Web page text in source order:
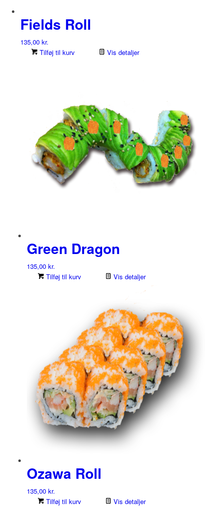
Fields Roll
135,00 kr.
Tilføj til kurv
Vis detaljer
Green Dragon
135,00 kr.
Tilføj til kurv
Vis detaljer
Ozawa Roll
135,00 kr.
Tilføj til kurv
Vis detaljer